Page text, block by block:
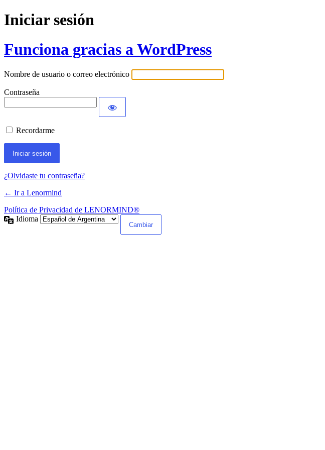
Iniciar sesión
Funciona gracias a WordPress
Nombre de usuario o correo electrónico
Contraseña
Recordarme
¿Olvidaste tu contraseña?
← Ir a Lenormind
Política de Privacidad de LENORMIND®
Idioma